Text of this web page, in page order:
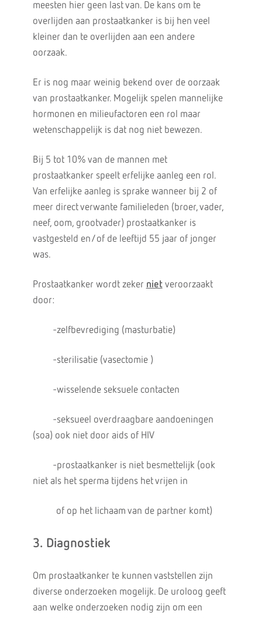
meesten hier geen last van. De kans om te
overlijden aan prostaatkanker is bij hen veel
kleiner dan te overlijden aan een andere
oorzaak.
Er is nog maar weinig bekend over de oorzaak
van prostaatkanker. Mogelijk spelen mannelijke
hormonen en milieufactoren een rol maar
wetenschappelijk is dat nog niet bewezen.
Bij 5 tot 10% van de mannen met
prostaatkanker speelt erfelijke aanleg een rol.
Van erfelijke aanleg is sprake wanneer bij 2 of
meer direct verwante familieleden (broer, vader,
neef, oom, grootvader) prostaatkanker is
vastgesteld en/of de leeftijd 55 jaar of jonger
was.
Prostaatkanker wordt zeker niet veroorzaakt
door:
-zelfbevrediging (masturbatie)
-sterilisatie (vasectomie )
-wisselende seksuele contacten
-seksueel overdraagbare aandoeningen
(soa) ook niet door aids of HIV
-prostaatkanker is niet besmettelijk (ook
niet als het sperma tijdens het vrijen in
of op het lichaam van de partner komt)
3. Diagnostiek
Om prostaatkanker te kunnen vaststellen zijn
diverse onderzoeken mogelijk. De uroloog geeft
aan welke onderzoeken nodig zijn om een